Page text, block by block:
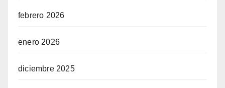
febrero 2026
enero 2026
diciembre 2025